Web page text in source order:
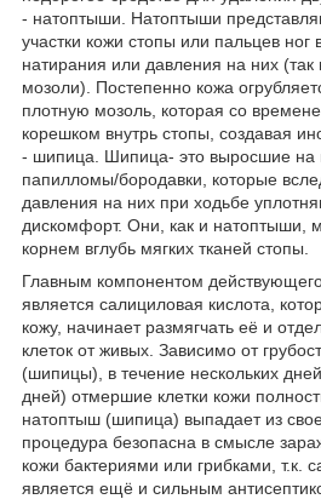
- натоптыши. Натоптыши
участки кожи стопы или пальцев ног
натирания или давления на них
мозоли). Постепенно кожа
плотную мозоль, которая со
корешком внутрь стопы, создавая
- шипица. Шипица- это выросшие на
папилломы/бородавки, которые
давления на них при ходьбе
дискомфорт. Они, как и натоптыши,
корнем вглубь мягких тканей стопы.
Главным компонентом
является салициловая кислота,
кожу, начинает размягчать её и
клеток от живых. Зависимо от
(шипицы), в течение нескольких
дней) отмершие клетки кожи
натоптыш (шипица) выпадает из
процедура безопасна в смысле
кожи бактериями или грибками, т.к.
является ещё и сильным